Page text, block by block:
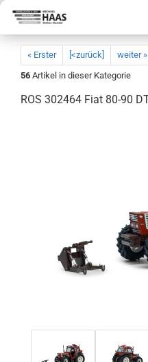
« Erster [<zurück] weiter »
56 Artikel in dieser Kategorie
ROS 302464 Fiat 80-90